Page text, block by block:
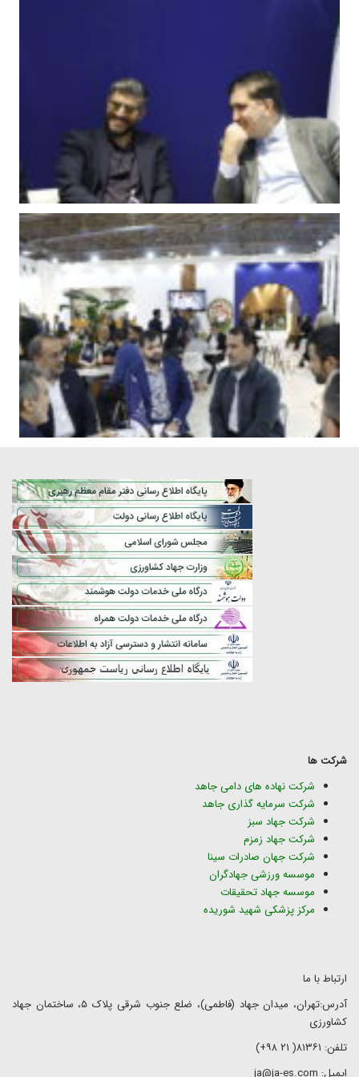
شرکت ها
شرکت نهاده های دامی جاهد
شرکت سرمایه گذاری جاهد
شرکت جهاد سبز
شرکت جهاد زمزم
شرکت جهان صادرات سینا
موسسه ورزشی جهادگران
موسسه جهاد تحقیقات
مرکز پزشکی شهید شوریده
ارتباط با ما
آدرس:تهران، میدان جهاد (فاطمی)، ضلع جنوب شرقی پلاک ۵، ساختمان جهاد
کشاورزی
تلفن: ۸۱۳۶۱( ۲۱ ۹۸+)
ایمیل: ja@ja-es.com